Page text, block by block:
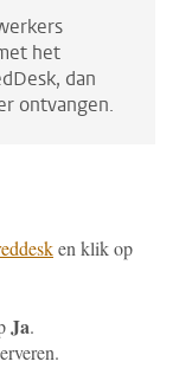
het
dan
ontvangen.
en klik op
Ja.